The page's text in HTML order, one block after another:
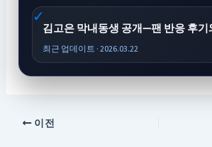
김고은 막내동생 공개—팬 반응 후기
최근 업데이트 · 2026.03.22
이전